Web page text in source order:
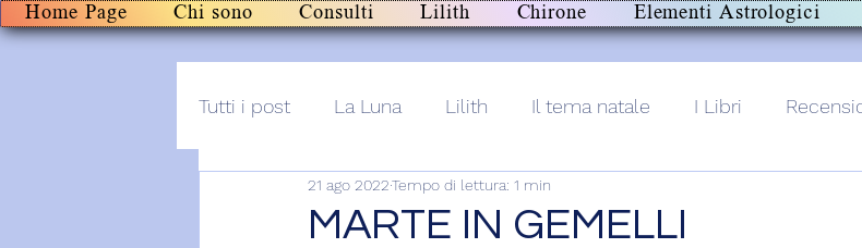
Home Page Chi sono Consulti Lilith Chirone Elementi Astrologici
Tutti i post La Luna Lilith Il tema natale I Libri
Post+audio Lilith+
MARTE IN GEMELLI
21 ago 2022Tempo di lettura: 1 min